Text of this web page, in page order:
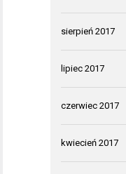
sierpień 2017
lipiec 2017
czerwiec 2017
kwiecień 2017